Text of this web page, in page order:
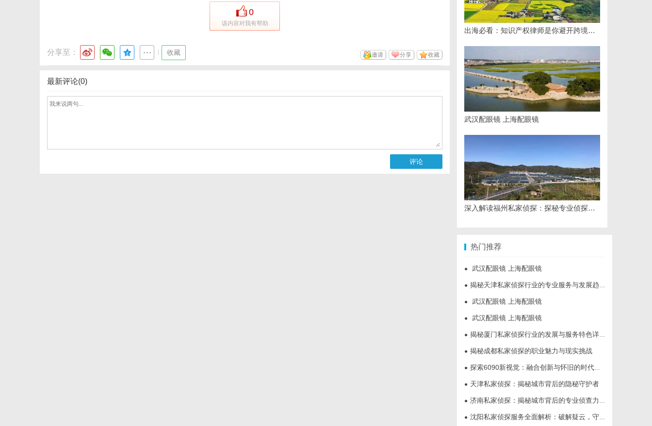
0
该内容对我有帮助
分享至： 收藏 收藏
分享
邀请
最新评论(0)
评论
出海必看：知识产权律师是你避开跨境雷区的安全垫
武汉配眼镜 上海配眼镜
深入解读福州私家侦探：探秘专业侦探服务的魅力与实用价值
热门推荐
● 武汉配眼镜 上海配眼镜
● 揭秘天津私家侦探行业的专业服务与发展趋势
● 武汉配眼镜 上海配眼镜
● 武汉配眼镜 上海配眼镜
● 揭秘厦门私家侦探行业的发展与服务特色详解
● 揭秘成都私家侦探的职业魅力与现实挑战
● 探索6090新视觉：融合创新与怀旧的时代艺术表达
● 天津私家侦探：揭秘城市背后的隐秘守护者
● 济南私家侦探：揭秘城市背后的专业侦查力量
● 沈阳私家侦探服务全面解析：破解疑云，守护真相的专家助力